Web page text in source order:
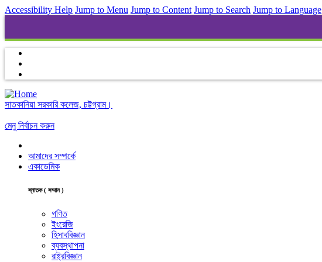
Accessibility Help Jump to Menu Jump to Content Jump to Search Jump to Language
সাতকানিয়া সরকারি কলেজ, চট্টগ্রাম।
মেনু নির্বাচন করুন
আমাদের সম্পর্কে
একাডেমিক
স্নাতক ( সম্মান )
গণিত
ইংরেজি
হিসাববিজ্ঞান
ব্যবস্থাপনা
রাষ্ট্রবিজ্ঞান